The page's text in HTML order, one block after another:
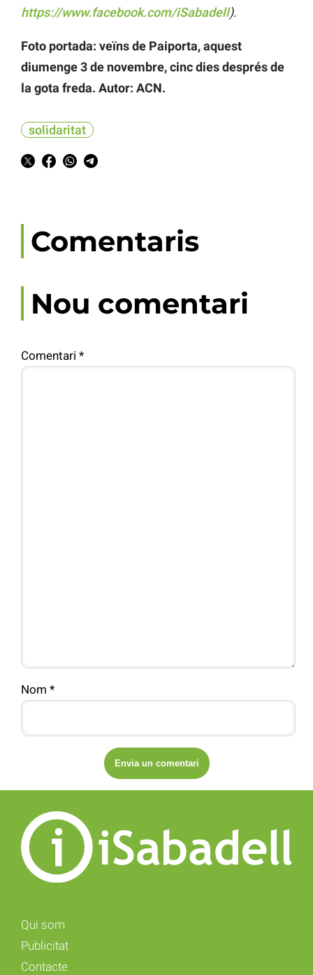
https://www.facebook.com/iSabadell).
Foto portada: veïns de Paiporta, aquest
diumenge 3 de novembre, cinc dies després de
la gota freda. Autor: ACN.
solidaritat
Comentaris
Nou comentari
Comentari *
Nom *
Qui som
Publicitat
Contacte